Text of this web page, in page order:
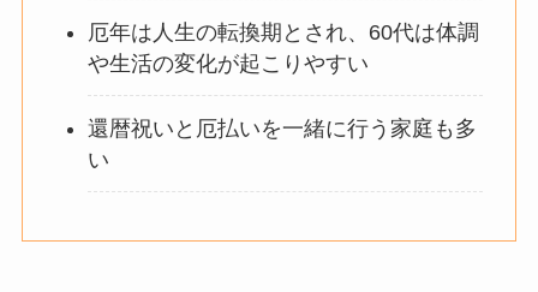
厄年は人生の転換期とされ、60代は体調
や生活の変化が起こりやすい
還暦祝いと厄払いを一緒に行う家庭も多
い